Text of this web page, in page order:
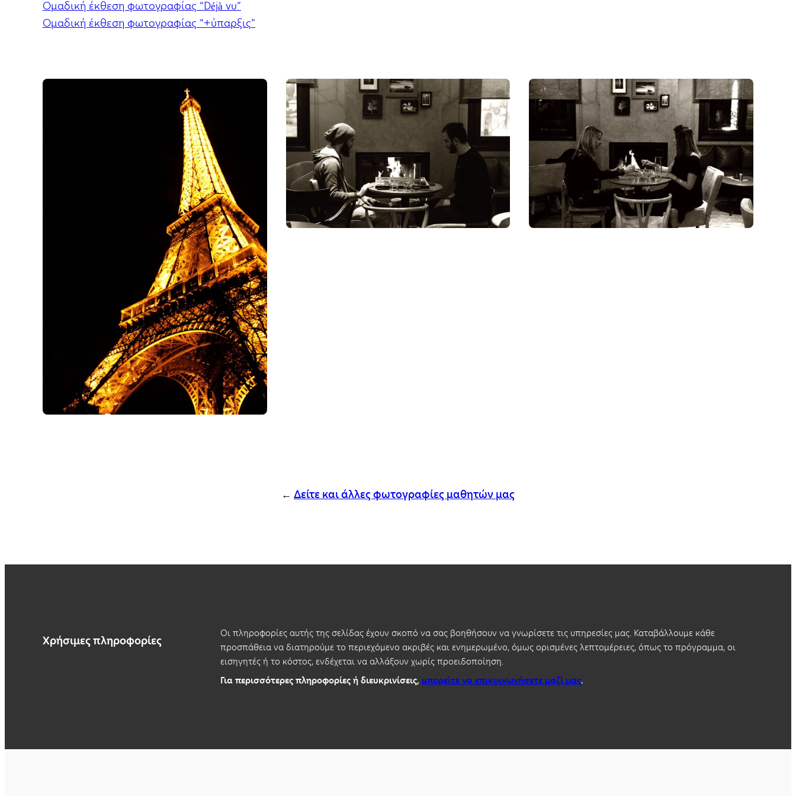
Ομαδική έκθεση φωτογραφίας “Déjà vu”
Ομαδική έκθεση φωτογραφίας “+ύπαρξις”
← Δείτε και άλλες φωτογραφίες μαθητών μας
Χρήσιμες πληροφορίες
Οι πληροφορίες αυτής της σελίδας έχουν σκοπό να σας βοηθήσουν να γνωρίσετε τις υπηρεσίες μας. Καταβάλλουμε κάθε
προσπάθεια να διατηρούμε το περιεχόμενο ακριβές και ενημερωμένο, όμως ορισμένες λεπτομέρειες, όπως το πρόγραμμα, οι
εισηγητές ή το κόστος, ενδέχεται να αλλάξουν χωρίς προειδοποίηση.
Για περισσότερες πληροφορίες ή διευκρινίσεις, μπορείτε να επικοινωνήσετε μαζί μας.